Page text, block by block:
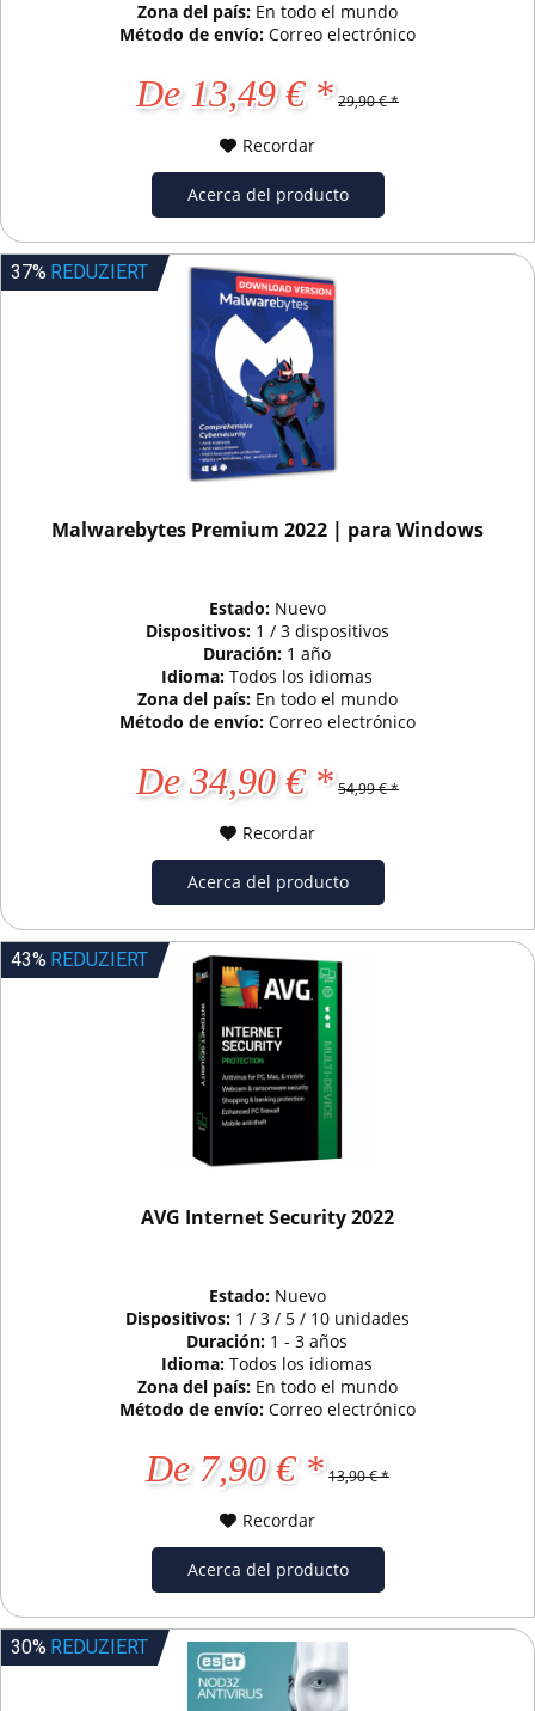
Zona del país: En todo el mundo
Método de envío: Correo electrónico
De 13,49 € * 29,90 € *
Recordar
Acerca del producto
37% REDUZIERT
Malwarebytes Premium 2022 | para Windows
Estado: Nuevo
Dispositivos: 1 / 3 dispositivos
Duración: 1 año
Idioma:Todos los idiomas
Zona del país: En todo el mundo
Método de envío: Correo electrónico
De 34,90 € * 54,99 € *
Recordar
Acerca del producto
43% REDUZIERT
AVG Internet Security 2022
Estado: Nuevo
Dispositivos: 1 / 3 / 5 / 10 unidades
Duración: 1 - 3 años
Idioma:Todos los idiomas
Zona del país: En todo el mundo
Método de envío: Correo electrónico
De 7,90 € * 13,90 € *
Recordar
Acerca del producto
30% REDUZIERT